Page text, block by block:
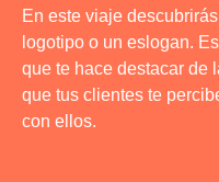
En este viaje
logotipo o un eslogan.
que te hace destacar de
que tus clientes te
con ellos.